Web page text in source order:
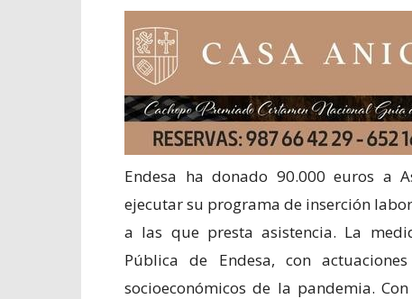
Endesa ha donado 90.000 euros a
ejecutar su programa de inserción
a las que presta asistencia. La
Pública de Endesa, con
socioeconómicos de la pandemia.